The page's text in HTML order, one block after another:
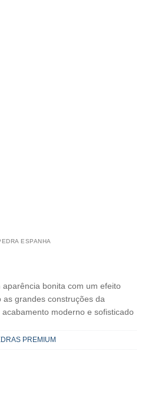
ESPANHA
bonita com um efeito
grandes construções da
moderno e sofisticado
PREMIUM